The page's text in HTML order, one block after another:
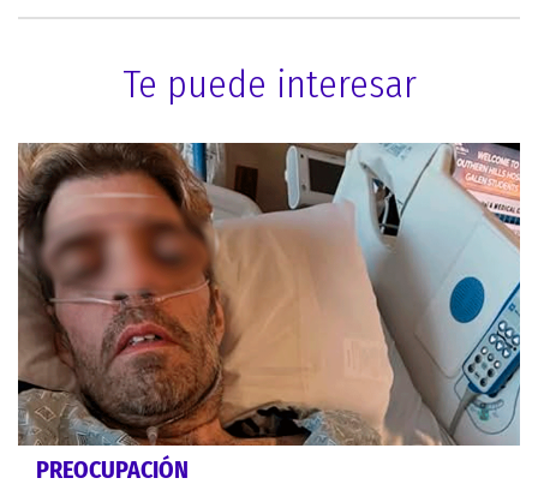
Te puede interesar
PREOCUPACIÓN